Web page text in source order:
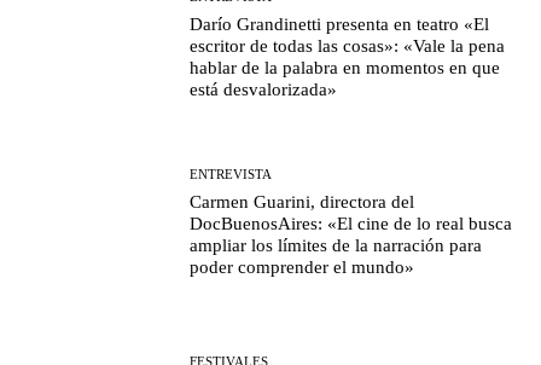
Darío Grandinetti presenta en teatro «El
escritor de todas las cosas»: «Vale la pena
hablar de la palabra en momentos en que
está desvalorizada»
ENTREVISTA
Carmen Guarini, directora del
DocBuenosAires: «El cine de lo real busca
ampliar los límites de la narración para
poder comprender el mundo»
FESTIVALES